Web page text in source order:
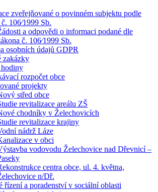
zveřejňované o povinném subjektu podle
106⁄1999 Sb.
a odpovědi o informaci podané dle
č. 106⁄1999 Sb.
osobních údajů GDPR
zakázky
rozpočet obce
projekty
střed obce
revitalizace areálu ZŠ
chodníky v Želechovicích
revitalizace krajiny
nádrž Láze
v obci
vodovodu Želechovice nad Dřevnicí –
centra obce, ul. 4. května,
n/Dř.
řízení a poradenství v sociální oblasti